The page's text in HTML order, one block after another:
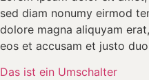
sed diam nonumy eirmod
dolore magna aliquyam
eos et accusam et justo
Das ist ein Umschalter